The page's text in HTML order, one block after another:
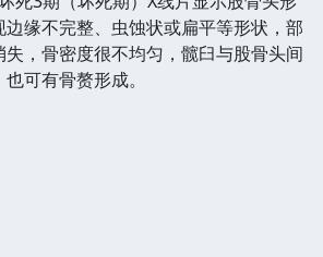
缘不完整、虫蚀状或扁平等形状，部
，骨密度很不均匀，髋臼与股骨头间
可有骨赘形成。